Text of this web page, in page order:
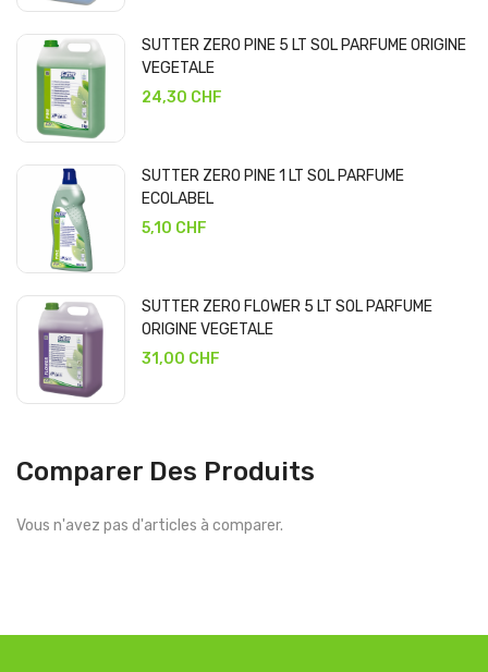
SUTTER ZERO PINE 5 LT SOL PARFUME ORIGINE
VEGETALE
24,30 CHF
SUTTER ZERO PINE 1 LT SOL PARFUME
ECOLABEL
5,10 CHF
SUTTER ZERO FLOWER 5 LT SOL PARFUME
ORIGINE VEGETALE
31,00 CHF
Comparer Des Produits
Vous n'avez pas d'articles à comparer.